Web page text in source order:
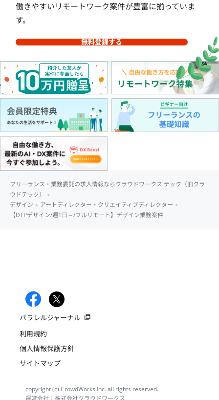
働きやすいリモートワーク案件が豊富に揃っていま
す。
無料登録する
フリーランス・業務委託の求人情報ならクラウドワークス テック（旧クラ
ウドテック）
デザイン
アートディレクター・クリエイティブディレクター
【DTPデザイン/週1日～/フルリモート】デザイン業務案件
パラレルジャーナル
利用規約
個人情報保護方針
サイトマップ
copyright (c) CrowdWorks Inc. all rights reserved.